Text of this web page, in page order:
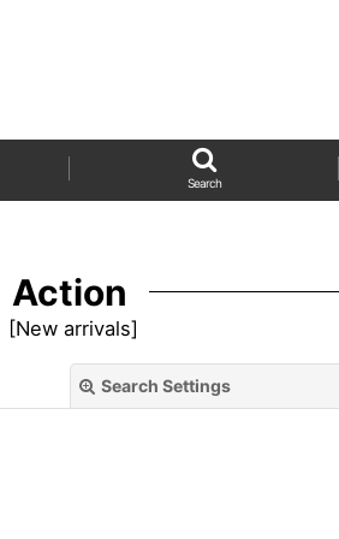
Search
Action
[New arrivals]
Search Settings